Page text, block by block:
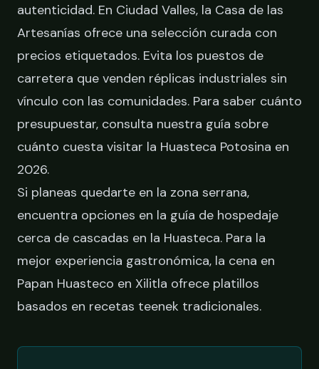
autenticidad. En Ciudad Valles, la Casa de las
Artesanías ofrece una selección curada con
precios etiquetados. Evita los puestos de
carretera que venden réplicas industriales sin
vínculo con las comunidades. Para saber cuánto
presupuestar, consulta nuestra guía sobre
cuánto cuesta visitar la Huasteca Potosina en
2026.
Si planeas quedarte en la zona serrana,
encuentra opciones en la guía de hospedaje
cerca de cascadas en la Huasteca. Para la
mejor experiencia gastronómica, la cena en
Papan Huasteco en Xilitla ofrece platillos
basados en recetas teenek tradicionales.